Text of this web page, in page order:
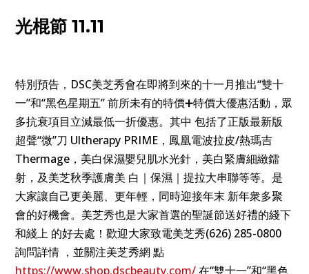
光棍節 11.11
特別預告，DSC美芝秀會在即將到來的十一月推出“雙十
一”和“黑色星期五” 前所未有的特價➕特價大優惠活動，眾
多抗衰項目立減最低一折優惠。其中 包括了正版最新版
超聲“微”刀 Ultherapy PRIME，鳳凰電波拉皮/熱瑪吉
Thermage，美白保濕嬰兒肌水光針，美白緊膚細緻鐳
射，及美芝秋季護膚美 白｜保濕｜提拉大串聯等等。是
大家讓自己更美麗、更年輕，同時迎接年末 新年衆多聚
會的好機會。美芝秀也是大家首選的聖誕節送好禮的綫下
和綫上 的好去處！歡迎大家致電美芝秀(626) 285-0800
詢問詳情 ，並關注美芝秀網 點
https://www.shop.dscbeauty.com/在“雙十一”和“黑色